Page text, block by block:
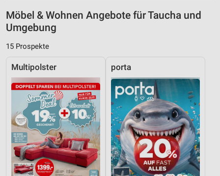
Möbel & Wohnen Angebote für Taucha und
Umgebung
15 Prospekte
Multipolster porta